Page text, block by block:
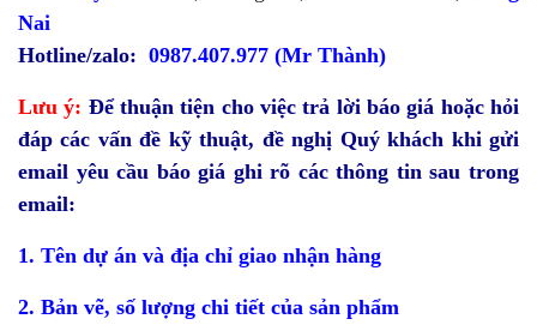
Nai
Hotline/zalo: 0987.407.977 (Mr Thành)
Lưu ý: Để thuận tiện cho việc trả lời báo giá hoặc hỏi
đáp các vấn đề kỹ thuật, đề nghị Quý khách khi gửi
email yêu cầu báo giá ghi rõ các thông tin sau trong
email:
1. Tên dự án và địa chỉ giao nhận hàng
2. Bản vẽ, số lượng chi tiết của sản phẩm